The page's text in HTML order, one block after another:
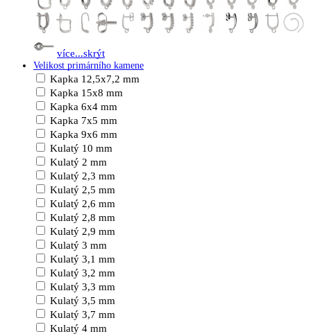
více...skrýt
Velikost primárního kamene
Kapka 12,5x7,2 mm
Kapka 15x8 mm
Kapka 6x4 mm
Kapka 7x5 mm
Kapka 9x6 mm
Kulatý 10 mm
Kulatý 2 mm
Kulatý 2,3 mm
Kulatý 2,5 mm
Kulatý 2,6 mm
Kulatý 2,8 mm
Kulatý 2,9 mm
Kulatý 3 mm
Kulatý 3,1 mm
Kulatý 3,2 mm
Kulatý 3,3 mm
Kulatý 3,5 mm
Kulatý 3,7 mm
Kulatý 4 mm